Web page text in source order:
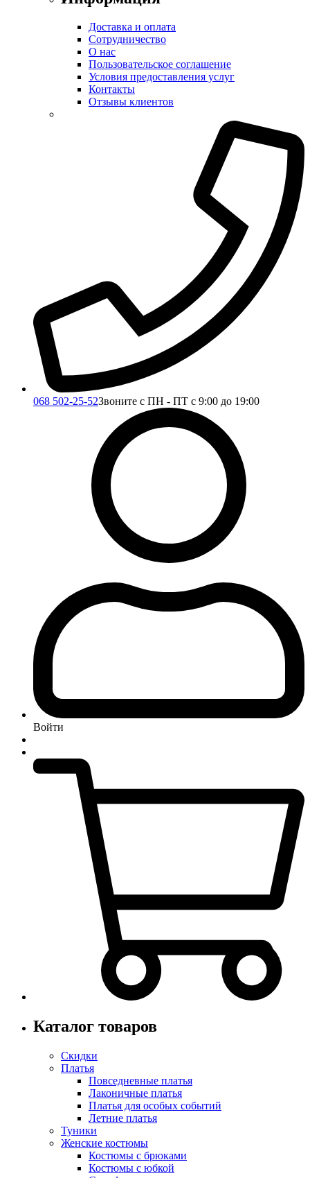
Доставка и оплата
Сотрудничество
О нас
Пользовательское соглашение
Условия предоставления услуг
Контакты
Отзывы клиентов
068 502-25-52Звоните с ПН - ПТ с 9:00 до 19:00
Войти
Каталог товаров
Скидки
Платья
Повседневные платья
Лаконичные платья
Платья для особых событий
Летние платья
Туники
Женские костюмы
Костюмы с брюками
Костюмы с юбкой